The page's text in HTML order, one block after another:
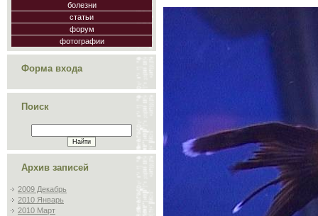
болезни
статьи
форум
фотографии
Форма входа
Поиск
Архив записей
2009 Декабрь
2010 Январь
2010 Март